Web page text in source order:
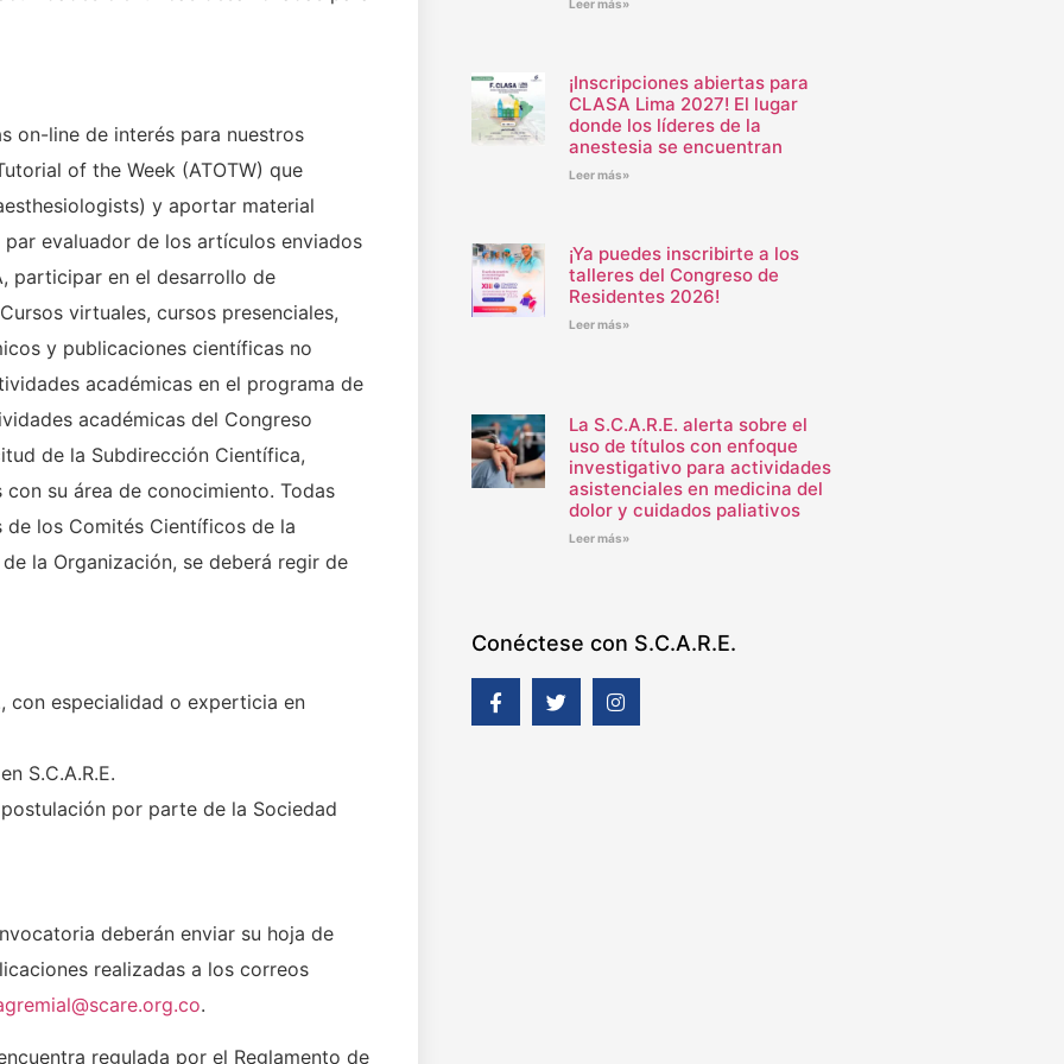
on-line de interés para nuestros
of the Week (ATOTW) que
y aportar material
evaluador de los artículos enviados
participar en el desarrollo de
virtuales, cursos presenciales,
y publicaciones científicas no
académicas en el programa de
académicas del Congreso
de la Subdirección Científica,
su área de conocimiento. Todas
los Comités Científicos de la
la Organización, se deberá regir de
con especialidad o experticia en
S.C.A.R.E.
por parte de la Sociedad
deberán enviar su hoja de
realizadas a los correos
.
regulada por el Reglamento de
Leer más»
¡Inscripciones abiertas para
CLASA Lima 2027! El lugar
donde los líderes de la
anestesia se encuentran
Leer más»
¡Ya puedes inscribirte a los
talleres del Congreso de
Residentes 2026!
Leer más»
La S.C.A.R.E. alerta sobre el
uso de títulos con enfoque
investigativo para actividades
asistenciales en medicina del
dolor y cuidados paliativos
Leer más»
Conéctese con S.C.A.R.E.